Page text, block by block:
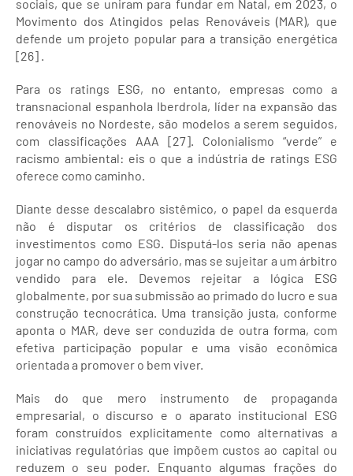
sociais, que se uniram para fundar em Natal, em 2023, o
Movimento dos Atingidos pelas Renováveis (MAR), que
defende um projeto popular para a transição energética
[26] .
Para os ratings ESG, no entanto, empresas como a
transnacional espanhola Iberdrola, líder na expansão das
renováveis no Nordeste, são modelos a serem seguidos,
com classificações AAA [27]. Colonialismo “verde” e
racismo ambiental: eis o que a indústria de ratings ESG
oferece como caminho.
Diante desse descalabro sistêmico, o papel da esquerda
não é disputar os critérios de classificação dos
investimentos como ESG. Disputá-los seria não apenas
jogar no campo do adversário, mas se sujeitar a um árbitro
vendido para ele. Devemos rejeitar a lógica ESG
globalmente, por sua submissão ao primado do lucro e sua
construção tecnocrática. Uma transição justa, conforme
aponta o MAR, deve ser conduzida de outra forma, com
efetiva participação popular e uma visão econômica
orientada a promover o bem viver.
Mais do que mero instrumento de propaganda
empresarial, o discurso e o aparato institucional ESG
foram construídos explicitamente como alternativas a
iniciativas regulatórias que impõem custos ao capital ou
reduzem o seu poder. Enquanto algumas frações do